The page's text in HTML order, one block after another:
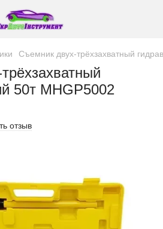
Съемник двух-трёхзахватный
50т MHGP5002
отзыв